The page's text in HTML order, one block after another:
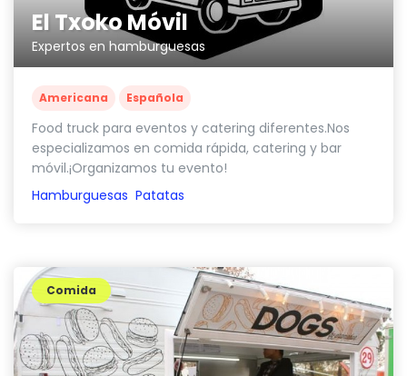
El Txoko Móvil
Expertos en hamburguesas
Americana Española
Food truck para eventos y catering diferentes.Nos
especializamos en comida rápida, catering y bar
móvil.¡Organizamos tu evento!
Hamburguesas Patatas
Comida